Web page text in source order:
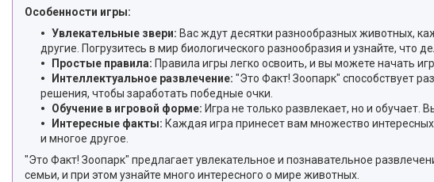
Особенности игры:
Увлекательные звери: Вас ждут десятки разнообразных животных,
другие. Погрузитесь в мир биологического разнообразия и узнайте, что
Простые правила: Правила игры легко освоить, и вы можете начать
Интеллектуальное развлечение: "Это Факт! Зоопарк" способствует
решения, чтобы заработать победные очки.
Обучение в игровой форме: Игра не только развлекает, но и обучает.
Интересные факты: Каждая игра принесет вам множество
и многое другое.
"Это Факт! Зоопарк" предлагает увлекательное и познавательное
семьи, и при этом узнайте много интересного о мире животных.